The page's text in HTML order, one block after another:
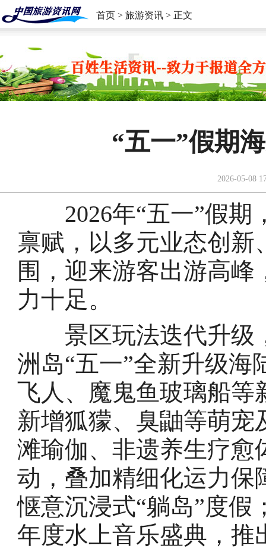
首页 > 旅游资讯 > 正文
“五一”假期
2026-05-08
2026年“五一”假期
禀赋，以多元业态创
围，迎来游客出游高
力十足。
景区玩法迭代升级
洲岛“五一”全新升级
飞人、魔鬼鱼玻璃船等
新增狐獴、臭鼬等萌
滩瑜伽、非遗养生疗愈
动，叠加精细化运力保
惬意沉浸式“躺岛”度
年度水上音乐盛典，推